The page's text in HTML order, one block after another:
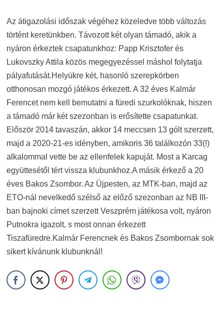
Az átigazolási időszak végéhez közeledve több változás
történt keretünkben. Távozott két olyan támadó, akik a
nyáron érkeztek csapatunkhoz: Papp Krisztofer és
Lukovszky Attila közös megegyezéssel máshol folytatja
pályafutását.Helyükre két, hasonló szerepkörben
otthonosan mozgó játékos érkezett. A 32 éves Kalmár
Ferencet nem kell bemutatni a füredi szurkolóknak, hiszen
a támadó már két szezonban is erősítette csapatunkat.
Először 2014 tavaszán, akkor 14 meccsen 13 gólt szerzett,
majd a 2020-21-es idényben, amikoris 36 találkozón 33(!)
alkalommal vette be az ellenfelek kapuját. Most a Karcag
együttesétől tért vissza klubunkhoz.A másik érkező a 20
éves Bakos Zsombor. Az Újpesten, az MTK-ban, majd az
ETO-nál nevelkedő szélső az előző szezonban az NB III-
ban bajnoki címet szerzett Veszprém játékosa volt, nyáron
Putnokra igazolt, s most onnan érkezett
Tiszafüredre.Kalmár Ferencnek és Bakos Zsombornak sok
sikert kívánunk klubunknál!